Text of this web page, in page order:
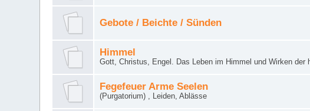
Gebote / Beichte / Sünden
Himmel
Gott, Christus, Engel. Das Leben im Himmel und Wirken der
Fegefeuer Arme Seelen
(Purgatorium) , Leiden, Ablässe